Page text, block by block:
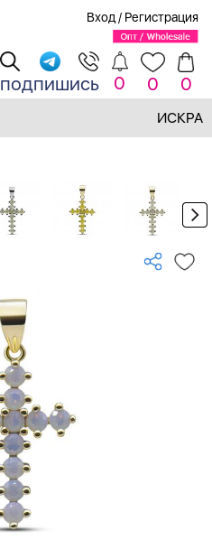
Вход / Регистрация
подпишись 0 0 0
ИСКРА